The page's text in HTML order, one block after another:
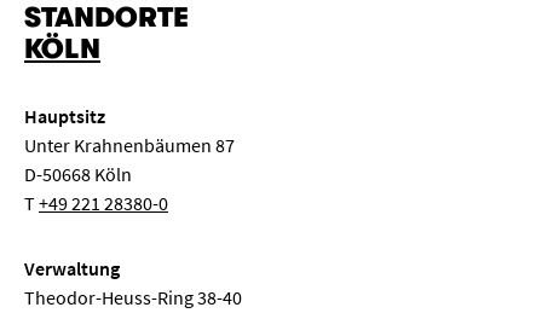
STANDORTE
KÖLN
Hauptsitz
Unter Krahnenbäumen 87
D-50668 Köln
T+49 221 28380-0
Verwaltung
Theodor-Heuss-Ring 38-40